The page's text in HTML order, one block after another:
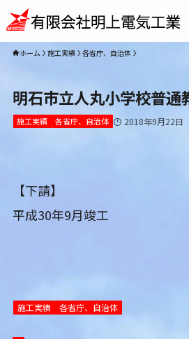
ホーム 施工実績 各省庁、自治体
明石市立人丸小学校普通
施工実績 各省庁、自治体 2018年9月22日
【下請】
平成30年9月竣工
施工実績 各省庁、自治体